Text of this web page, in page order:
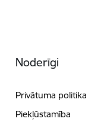
Noderīgi
Privātuma politika
Piekļūstamība